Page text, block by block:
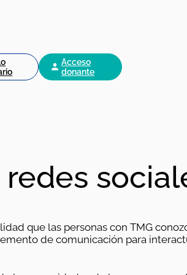
Acceso
donante
que las personas con TMG
de comunicación para